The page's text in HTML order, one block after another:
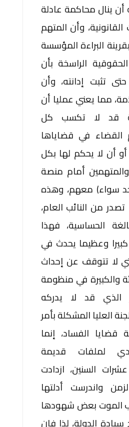
أن ينال محاكمة عادلة
وأن المتهم
البراءة المؤسسة
الراسخة بأن
تثبت إدانته، وأن
مما يعني عمليا أن
قد لا تكسب كل
القضاء في قضاياها
أن لا يحكم لها بكل
والمتهمين أمام منصة
سواء) معهم، وهذه
من النائب العام،
الحساسية، فهذا
وعظيما يحدث في
لا تتوقف عن إحداث
والكبيرة في منظومة
الذي قد لا يدركه
العليا المشكلة بأمر
قضايا الفساد، إنما
لملفات قديمة
السنين، ازدادت
واندرست أدلتها
الموت بعض شهودها
الدولة، لذا فإن